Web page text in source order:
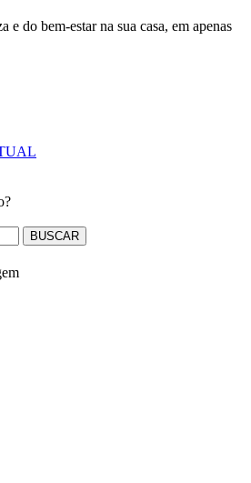
e do bem-estar na sua casa, em apenas
BUSCAR